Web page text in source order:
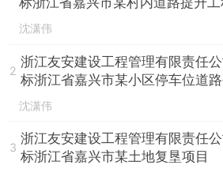
沈潇伟
2
浙江友安建设工程管理有限责任
标浙江省嘉兴市某小区停车位道
沈潇伟
3
浙江友安建设工程管理有限责任
标浙江省嘉兴市某土地复垦项目